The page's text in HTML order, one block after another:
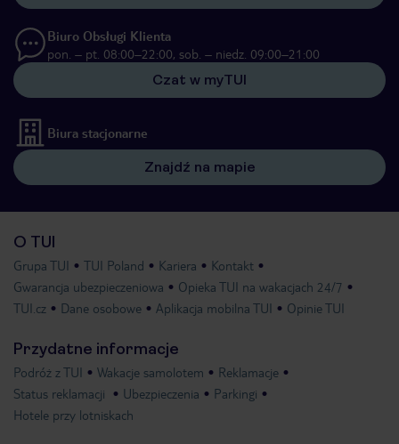
Biuro Obsługi Klienta
pon. – pt. 08:00–22:00, sob. – niedz. 09:00–21:00
Czat w myTUI
Biura stacjonarne
Znajdź na mapie
O TUI
Grupa TUI TUI Poland Kariera
Kontakt
Gwarancja ubezpieczeniowa
Opieka TUI na wakacjach 24/7
TUI.cz
Dane osobowe Aplikacja mobilna TUI Opinie TUI
Przydatne informacje
Podróż z TUI Wakacje samolotem
Reklamacje
Status reklamacji
Ubezpieczenia
Parkingi
Hotele przy lotniskach